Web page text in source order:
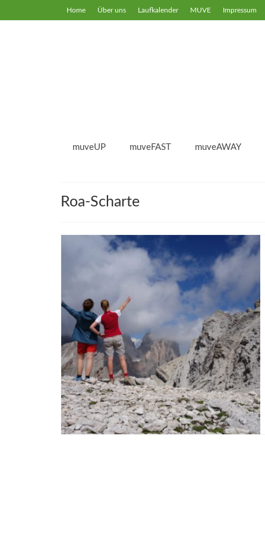
Home Über uns Laufkalender MUVE Impressum
muveUP muveFAST muveAWAY
Roa-Scharte